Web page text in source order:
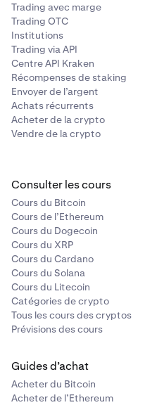
Trading avec marge
Trading OTC
Institutions
Trading via API
Centre API Kraken
Récompenses de staking
Envoyer de l’argent
Achats récurrents
Acheter de la crypto
Vendre de la crypto
Consulter les cours
Cours du Bitcoin
Cours de l’Ethereum
Cours du Dogecoin
Cours du XRP
Cours du Cardano
Cours du Solana
Cours du Litecoin
Catégories de crypto
Tous les cours des cryptos
Prévisions des cours
Guides d’achat
Acheter du Bitcoin
Acheter de l’Ethereum